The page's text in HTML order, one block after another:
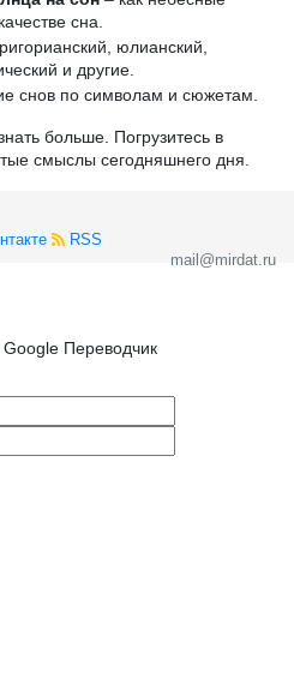
сна.
юлианский,
и другие.
снов по символам и сюжетам.
больше. Погрузитесь в
смыслы сегодняшнего дня.
RSS
mail@mirdat.ru
Переводчик